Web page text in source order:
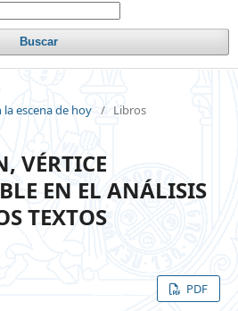
Buscar
la escena de hoy / Libros
VÉRTICE
EN EL ANÁLISIS
TEXTOS
PDF